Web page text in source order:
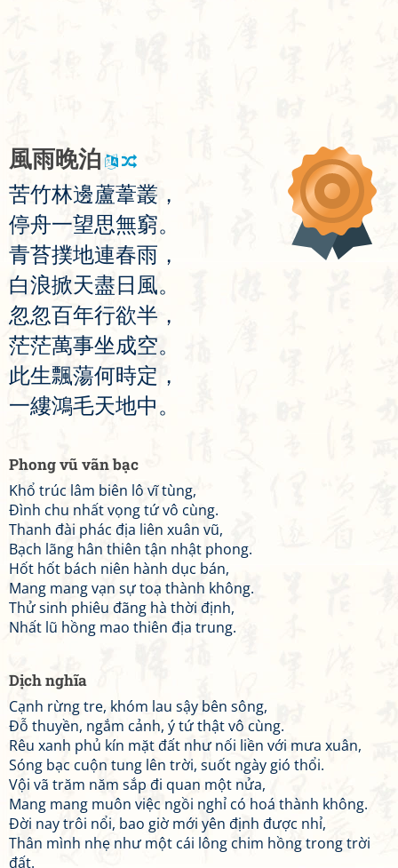
風雨晚泊
苦竹林邊蘆葦叢 ，
停舟一望思無窮。
青苔撲地連春雨 ，
白浪掀天盡 日 風。
忽忽百年行欲半 ，
茫茫萬事坐成空。
此生飄蕩何時定 ，
一縷鴻毛天地中。
Phong vũ vãn bạc
Khổ trúc lâm biên lô vĩ tùng,
Đình chu nhất vọng tứ vô cùng.
Thanh đài phác địa liên xuân vũ,
Bạch lãng hân thiên tận nhật phong.
Hốt hốt bách niên hành dục bán,
Mang mang vạn sự toạ thành không.
Thử sinh phiêu đãng hà thời định,
Nhất lũ hồng mao thiên địa trung.
Dịch nghĩa
Cạnh rừng tre, khóm lau sậy bên sông,
Đỗ thuyền, ngắm cảnh, ý tứ thật vô cùng.
Rêu xanh phủ kín mặt đất như nối liền với mưa xuân,
Sóng bạc cuộn tung lên trời, suốt ngày gió thổi.
Vội vã trăm năm sắp đi quan một nửa,
Mang mang muôn việc ngồi nghỉ có hoá thành không.
Đời nay trôi nổi, bao giờ mới yên định được nhỉ,
Thân mình nhẹ như một cái lông chim hồng trong trời
đất.